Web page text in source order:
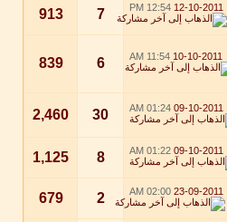
12-10-2011
12:54 PM
7
913
10-10-2011
11:54 AM
6
839
09-10-2011
01:24 AM
30
2,460
09-10-2011
01:22 AM
8
1,125
23-09-2011
02:00 AM
2
679